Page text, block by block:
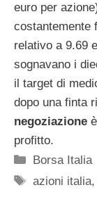
euro per
costantemente
relativo a 9.69
sognavano i
il target di
dopo una finta
negoziazione
profitto.
Categorie
Borsa Italia
Tag
azioni italia,